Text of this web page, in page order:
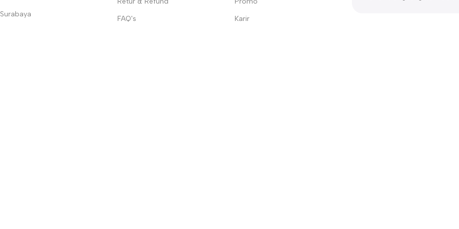
Surabaya
FAQ's
Karir